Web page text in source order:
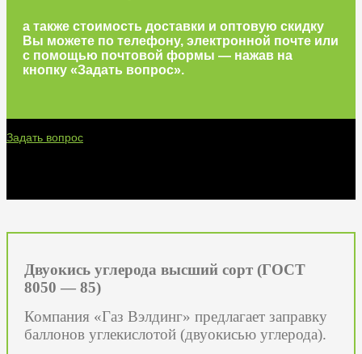
а также стоимость доставки и оптовую скидку
Вы можете по телефону, электронной почте или
с помощью почтовой формы — нажав на
кнопку «Задать вопрос».
Задать вопрос
Двуокись углерода высший сорт (ГОСТ
8050 — 85)
Компания «Газ Вэлдинг» предлагает заправку
баллонов углекислотой (двуокисью углерода).